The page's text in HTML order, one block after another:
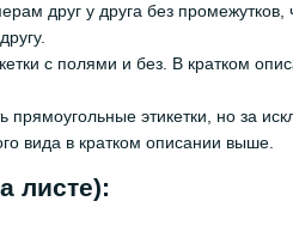
друг у друга без промежутков,
с полями и без. В кратком
этикетки, но за
вида в кратком описании выше.
листе):